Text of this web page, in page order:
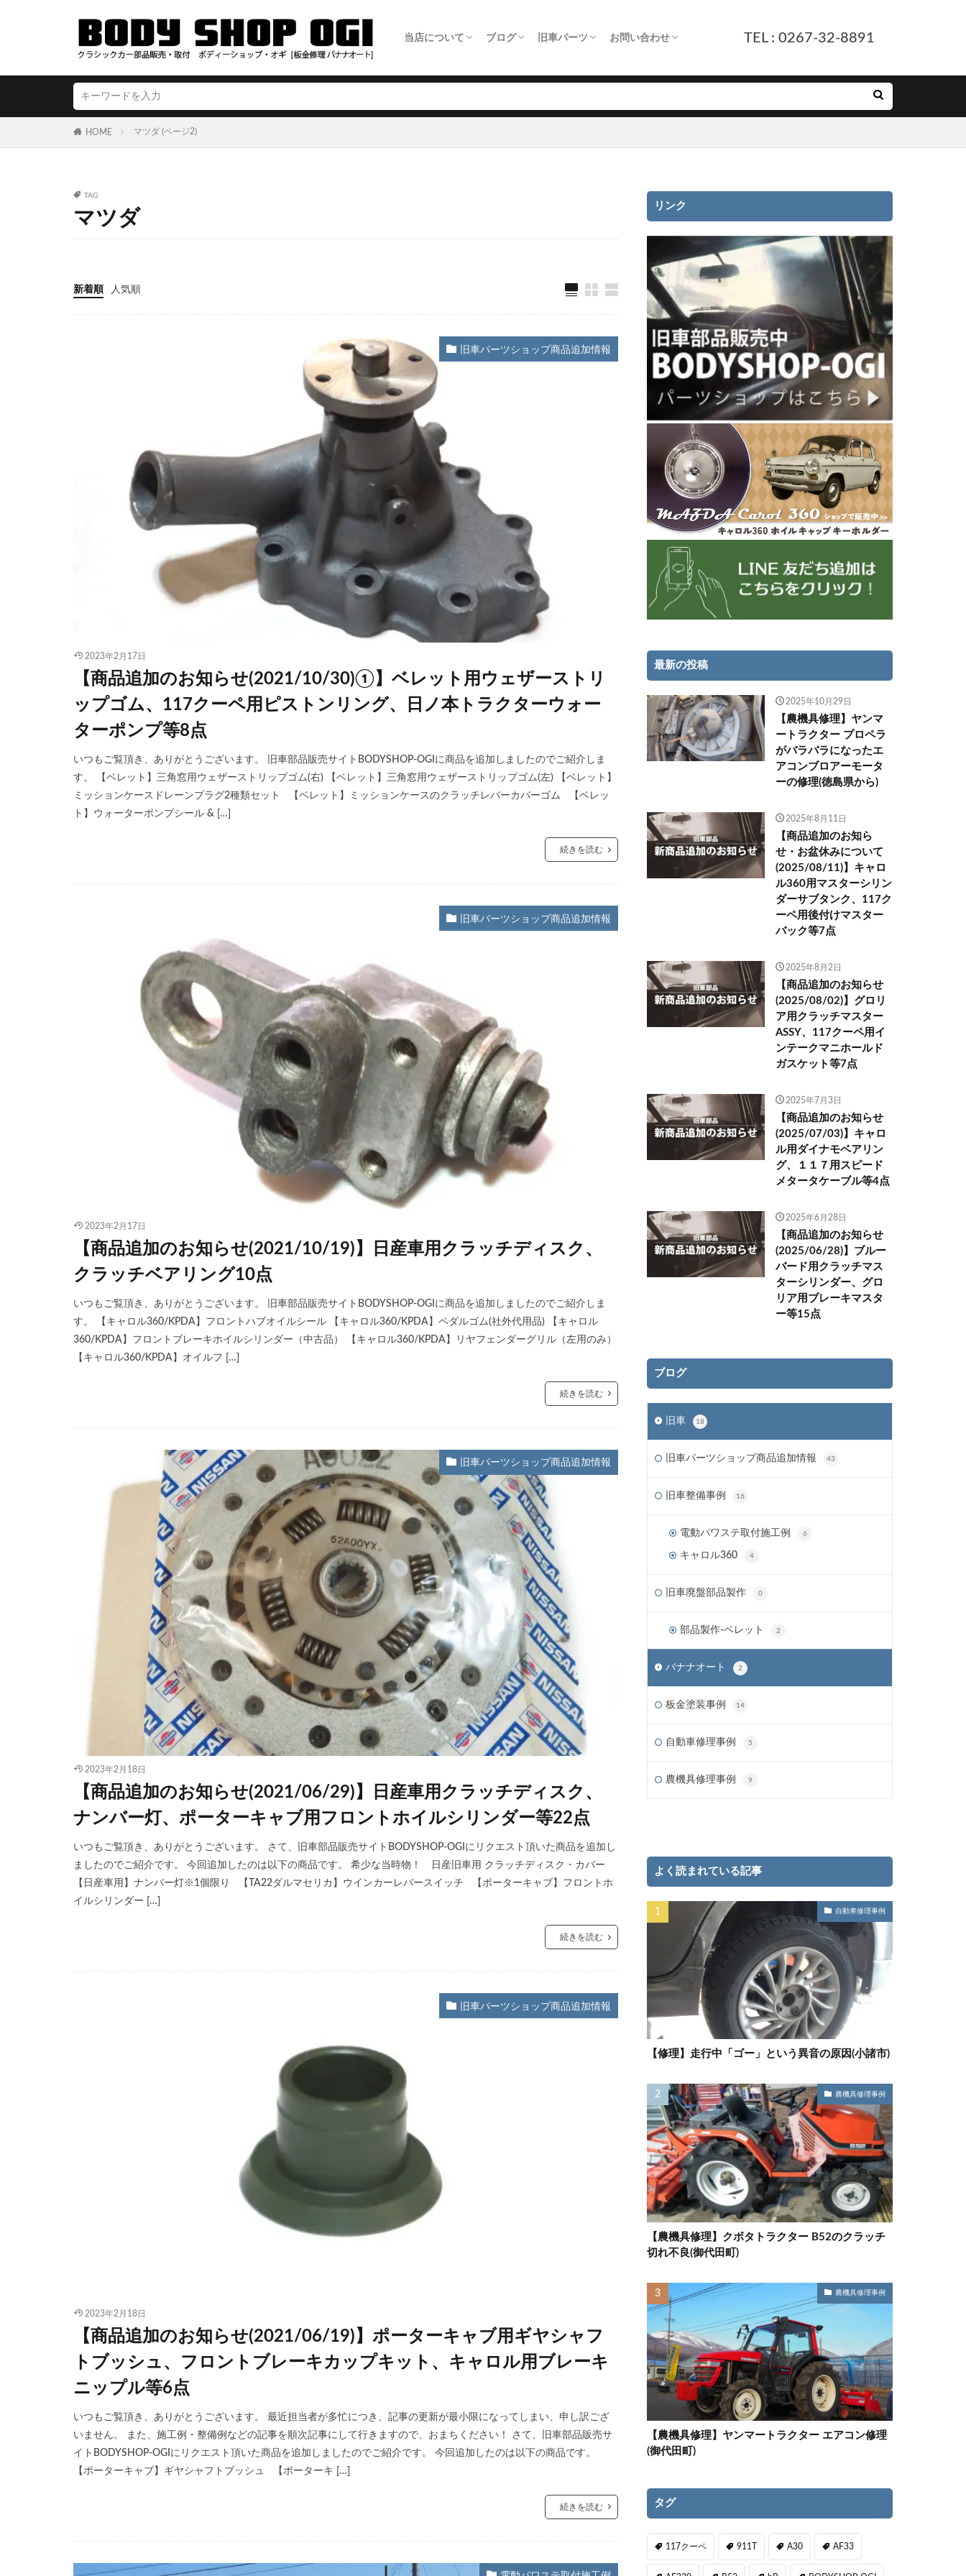
当店について ブログ 旧車パーツ お問い合わせ TEL : 0267-32-8891
HOME マツダ (ページ2)
TAG
マツダ
新着順 人気順
旧車パーツショップ商品追加情報
2023年2月17日
【商品追加のお知らせ(2021/10/30)①】ベレット用ウェザーストリ
ップゴム、117クーペ用ピストンリング、日ノ本トラクターウォー
ターポンプ等8点
いつもご覧頂き、ありがとうございます。 旧車部品販売サイトBODYSHOP-OGIに商品を追加しましたのでご紹介しま
す。 【ベレット】三角窓用ウェザーストリップゴム(右) 【ベレット】三角窓用ウェザーストリップゴム(左) 【ベレット】
ミッションケースドレーンプラグ2種類セット 【ベレット】ミッションケースのクラッチレバーカバーゴム 【ベレッ
ト】ウォーターポンプシール & […]
続きを読む
旧車パーツショップ商品追加情報
2023年2月17日
【商品追加のお知らせ(2021/10/19)】日産車用クラッチディスク、
クラッチベアリング10点
いつもご覧頂き、ありがとうございます。 旧車部品販売サイトBODYSHOP-OGIに商品を追加しましたのでご紹介しま
す。 【キャロル360/KPDA】フロントハブオイルシール 【キャロル360/KPDA】ペダルゴム(社外代用品) 【キャロル
360/KPDA】フロントブレーキホイルシリンダー（中古品） 【キャロル360/KPDA】リヤフェンダーグリル（左用のみ）
【キャロル360/KPDA】オイルフ […]
続きを読む
旧車パーツショップ商品追加情報
2023年2月18日
【商品追加のお知らせ(2021/06/29)】日産車用クラッチディスク、
ナンバー灯、ポーターキャブ用フロントホイルシリンダー等22点
いつもご覧頂き、ありがとうございます。 さて、旧車部品販売サイトBODYSHOP-OGIにリクエスト頂いた商品を追加し
ましたのでご紹介です。 今回追加したのは以下の商品です。 希少な当時物！ 日産旧車用 クラッチディスク・カバー
【日産車用】ナンバー灯※1個限り 【TA22ダルマセリカ】ウインカーレバースイッチ 【ポーターキャブ】フロントホ
イルシリンダー […]
続きを読む
旧車パーツショップ商品追加情報
2023年2月18日
【商品追加のお知らせ(2021/06/19)】ポーターキャブ用ギヤシャフ
トブッシュ、フロントブレーキカップキット、キャロル用ブレーキ
ニップル等6点
いつもご覧頂き、ありがとうございます。 最近担当者が多忙につき、記事の更新が最小限になってしまい、申し訳ござ
いません。 また、施工例・整備例などの記事を順次記事にして行きますので、おまちください！ さて、旧車部品販売サ
イトBODYSHOP-OGIにリクエスト頂いた商品を追加しましたのでご紹介です。 今回追加したのは以下の商品です。
【ポーターキャブ】ギヤシャフトブッシュ 【ポーターキ […]
続きを読む
リンク
最新の投稿
2025年10月29日
【農機具修理】ヤンマ
ートラクター プロペラ
がバラバラになったエ
アコンブロアーモータ
ーの修理(徳島県から)
2025年8月11日
【商品追加のお知ら
せ・お盆休みについて
(2025/08/11)】キャロ
ル360用マスターシリン
ダーサブタンク、117ク
ーペ用後付けマスター
バック等7点
2025年8月2日
【商品追加のお知らせ
(2025/08/02)】グロリ
ア用クラッチマスター
ASSY、117クーペ用イ
ンテークマニホールド
ガスケット等7点
2025年7月3日
【商品追加のお知らせ
(2025/07/03)】キャロ
ル用ダイナモベアリン
グ、１１７用スピード
メタータケーブル等4点
2025年6月28日
【商品追加のお知らせ
(2025/06/28)】ブルー
バード用クラッチマス
ターシリンダー、グロ
リア用ブレーキマスタ
ー等15点
ブログ
旧車 18
旧車パーツショップ商品追加情報 43
旧車整備事例 16
電動パワステ取付施工例 6
キャロル360 4
旧車廃盤部品製作 0
部品製作-ベレット 2
バナナオート 2
板金塗装事例 14
自動車修理事例 5
農機具修理事例 9
よく読まれている記事
自動車修理事例
【修理】走行中「ゴー」という異音の原因(小諸市)
農機具修理事例
【農機具修理】クボタトラクター B52のクラッチ
切れ不良(御代田町)
農機具修理事例
【農機具修理】ヤンマートラクター エアコン修理
(御代田町)
タグ
117クーペ 911T A30 AF33